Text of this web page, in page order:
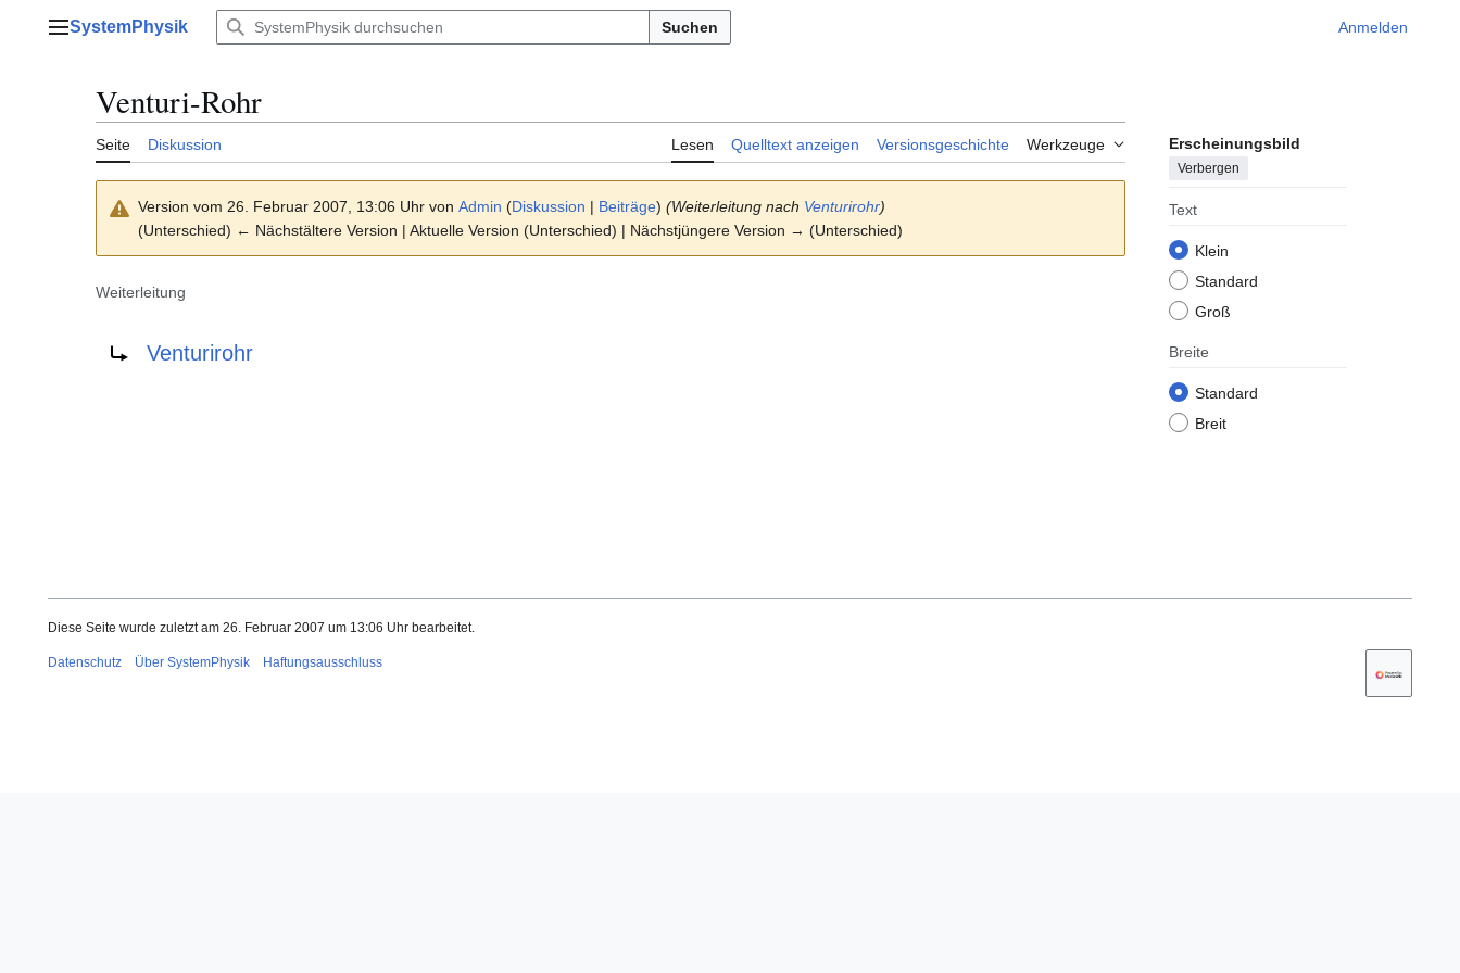
Hauptmenü
SystemPhysik Suchen Anmelden
Venturi-Rohr
Seite Diskussion Lesen Quelltext anzeigen Versionsgeschichte Werkzeuge Erscheinungsbild
Verbergen
Text
Klein
Standard
Groß
Breite
Standard
Breit
Version vom 26. Februar 2007, 13:06 Uhr von Admin (Diskussion | Beiträge) (Weiterleitung nach Venturirohr)
(Unterschied) ← Nächstältere Version | Aktuelle Version (Unterschied) | Nächstjüngere Version → (Unterschied)
Weiterleitung
Venturirohr
Diese Seite wurde zuletzt am 26. Februar 2007 um 13:06 Uhr bearbeitet.
Datenschutz Über SystemPhysik Haftungsausschluss